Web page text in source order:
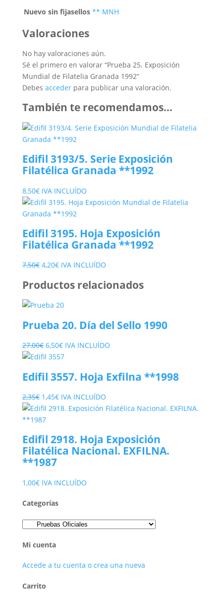
Nuevo sin fijasellos ** MNH
Valoraciones
No hay valoraciones aún.
Sé el primero en valorar “Prueba 25. Exposición
Mundial de Filatelia Granada 1992”
Debes accederpara publicar una valoración.
También te recomendamos…
Edifil 3193/5. Serie Exposición
Filatélica Granada **1992
8,50€ IVA INCLUÍDO
Edifil 3195. Hoja Exposición
Filatélica Granada **1992
7,50€ El
original
7,50€.
4,20€El
actual
4,20€.
IVA INCLUÍDO
Productos relacionados
Prueba 20. Día del Sello 1990
27,00€ El
precio
era:
6,50€El
precio
es:
IVA INCLUÍDO
Edifil 3557. Hoja Exfilna **1998
2,35€ El
precio
original
2,35€.
1,45€El
precio
1,45€.
IVA INCLUÍDO
Edifil 2918. Hoja Exposición
Filatélica Nacional. EXFILNA.
**1987
1,00€ IVA INCLUÍDO
Categorías
Mi cuenta
Accede a tu cuenta o crea una nueva
Carrito